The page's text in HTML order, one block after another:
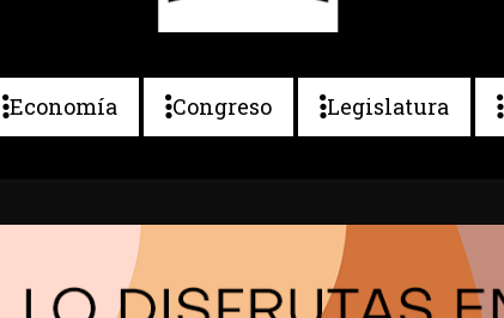
Economía Congreso Legislatura